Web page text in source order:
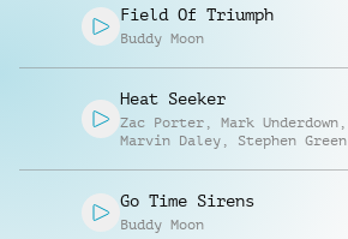
Field Of Triumph
Buddy Moon
Heat Seeker
Zac Porter , Mark Underdown ,
Marvin Daley , Stephen Green
Go Time Sirens
Buddy Moon